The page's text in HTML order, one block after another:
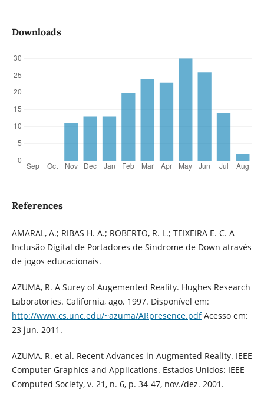
Downloads
References
AMARAL, A.; RIBAS H. A.; ROBERTO, R. L.; TEIXEIRA E. C. A
Inclusão Digital de Portadores de Síndrome de Down através
de jogos educacionais.
AZUMA, R. A Surey of Augemented Reality. Hughes Research
Laboratories. California, ago. 1997. Disponível em:
http://www.cs.unc.edu/~azuma/ARpresence.pdfAcesso em:
23 jun. 2011.
AZUMA, R. et al. Recent Advances in Augmented Reality. IEEE
Computer Graphics and Applications. Estados Unidos: IEEE
Computed Society, v. 21, n. 6, p. 34-47, nov./dez. 2001.